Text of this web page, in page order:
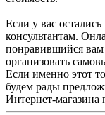
Если у вас
консультантам.
понравившийся вам
организовать
Если именно этот
будем рады
Интернет-магазина